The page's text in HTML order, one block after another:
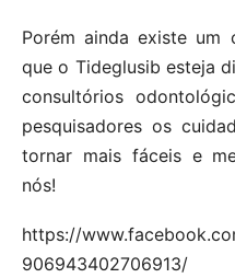
Porém ainda existe um
que o Tideglusib esteja
consultórios
pesquisadores os
tornar mais fáceis e
nós!
https://
906943402706913/